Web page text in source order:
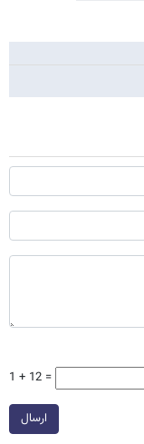
1 + 12 =
ارسال